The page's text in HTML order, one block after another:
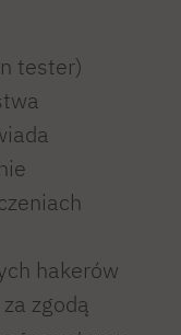
tester)
hakerów
zgodą